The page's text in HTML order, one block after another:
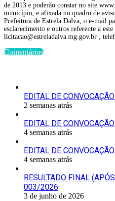
de 2013 e poderão constar no site
município, e afixada no quadro de
Prefeitura de Estrela Dalva, o e-mail
esclarecimento e outros referente a este
licitacao@estreladalva.mg.gov.br ,
Comentários
EDITAL DE
2 semanas atrás
EDITAL DE
4 semanas atrás
EDITAL DE
4 semanas atrás
RESULTADO FINAL
003/2026
3 de junho de 2026